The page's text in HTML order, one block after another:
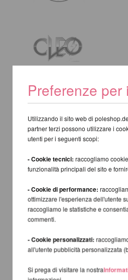
Preferenze per
Utilizzando il sito web di
partner terzi possono utilizzare i
utenti per i seguenti scopi:
- Cookie tecnici: raccogliamo
funzionalità principali del sito e
- Cookie di performance:
ottimizzare l'esperienza dell'utente
raccogliamo le statistiche e
commenti.
- Cookie personalizzati:
all'utente pubblicità personalizzata
Si prega di visitare la nostra